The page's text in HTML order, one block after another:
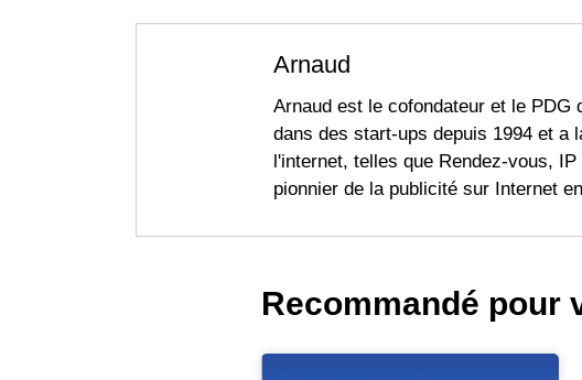
Arnaud
Arnaud est le cofondateur et le
dans des start-ups depuis 1994 et a
l'internet, telles que Rendez-vous,
pionnier de la publicité sur Internet
Recommandé pour